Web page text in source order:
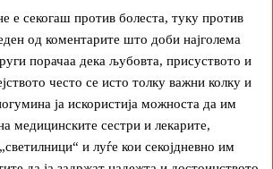
е секогаш против болеста, туку против
од коментарите што доби најголема
порачаа дека љубовта, присуството и
често се исто толку важни колку и
ја искористија можноста да им
медицинските сестри и лекарите,
и луѓе кои секојдневно им